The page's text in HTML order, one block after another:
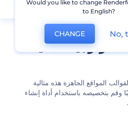
الحديثة
المواقع الجاهزة هذه مثالية
وقم بتخصيصه باستخدام أداة إنشاء
Would you like to change
to English?
CHANGE No,